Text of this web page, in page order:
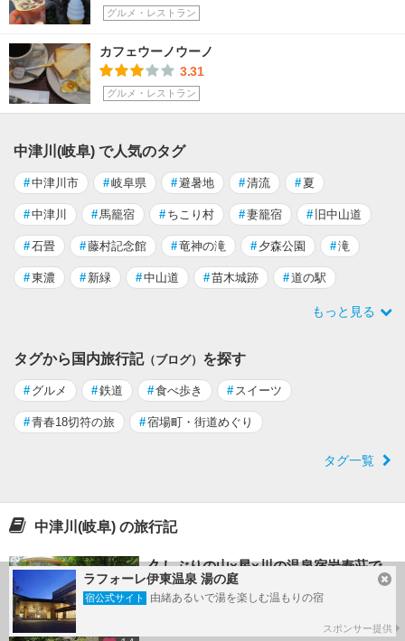
グルメ・レストラン
カフェウーノウーノ
3.31
グルメ・レストラン
中津川(岐阜) で人気のタグ
#中津川市 #岐阜県 #避暑地 #清流 # 夏
#中津川 #馬籠宿 # ちこり村 #妻籠宿 # 旧中山道
#石畳 #藤村記念館 #竜神の滝 # 夕森公園 #滝
#東濃 # 新緑 #中山道 #苗木城跡 #道の駅
もっと見る
タグから国内旅行記（ブログ） を探す
# グルメ #鉄道 #食べ歩き # スイーツ
#青春18切符の旅 #宿場町・街道めぐり
タグ一覧
中津川(岐阜) の旅行記
久しぶりの山×星×川の温泉宿岩寿荘で
避暑
ラフォーレ伊東温泉 湯の庭
宿公式サイト 由緒あるいで湯を楽しむ温もりの宿
スポンサー提供